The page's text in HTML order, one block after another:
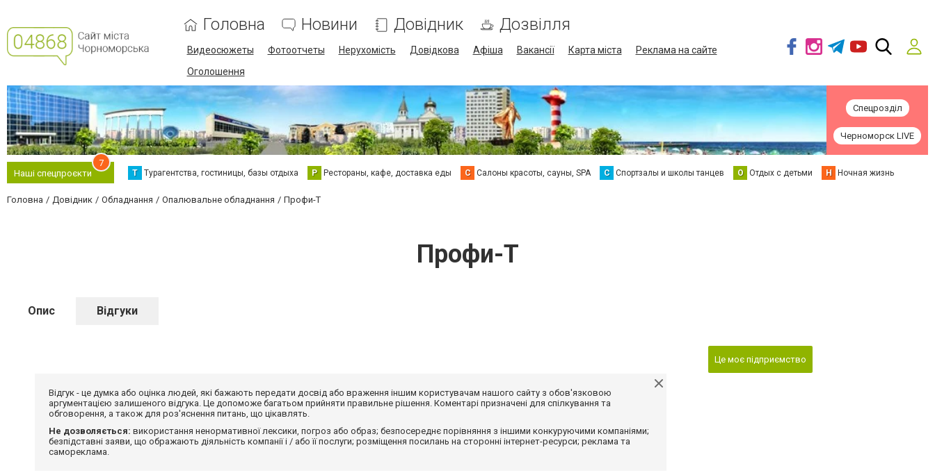
Головна Новини Довідник Дозвілля
Видеосюжеты Фотоотчеты Нерухомість Довідкова Афіша Вакансії Карта міста
Реклама на сайте
Оголошення
Спецрозділ
Черноморск LIVE
Наші спецпроєкти
7
Т Турагентства, гостиницы, базы отдыха Р Рестораны, кафе, доставка еды С Салоны красоты, сауны, SPA С Спортзалы и школы танцев О Отдых с детьми Н Ночная жизнь
Головна Довідник Обладнання Опалювальне обладнання Профи-Т
Профи-Т
Опис Відгуки
Відгук - це думка або оцінка людей, які бажають передати досвід або враження іншим користувачам нашого сайту з обов'язковою
аргументацією залишеного відгука. Це допоможе багатьом прийняти правильне рішення. Коментарі призначені для спілкування та
обговорення, а також для роз'яснення питань, що цікавлять.
Не дозволяється: використання ненормативної лексики, погроз або образ; безпосереднє порівняння з іншими конкуруючими компаніями;
безпідставні заяви, що ображають діяльність компанії і / або її послуги; розміщення посилань на сторонні інтернет-ресурси; реклама та
самореклама.
Це моє підприємство